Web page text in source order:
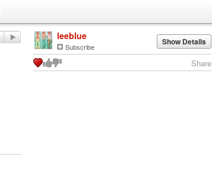
leeblue
Subscribe Show Details
Share